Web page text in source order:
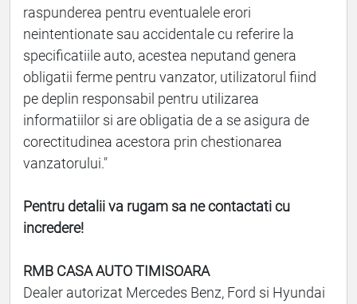
raspunderea pentru eventualele erori
neintentionate sau accidentale cu referire la
specificatiile auto, acestea neputand genera
obligatii ferme pentru vanzator, utilizatorul fiind
pe deplin responsabil pentru utilizarea
informatiilor si are obligatia de a se asigura de
corectitudinea acestora prin chestionarea
vanzatorului."
Pentru detalii va rugam sa ne contactati cu
incredere!
RMB CASA AUTO TIMISOARA
Dealer autorizat Mercedes Benz, Ford si Hyundai